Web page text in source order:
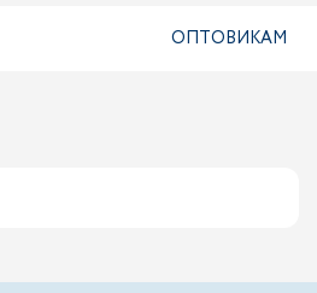
ОПТОВИКАМ